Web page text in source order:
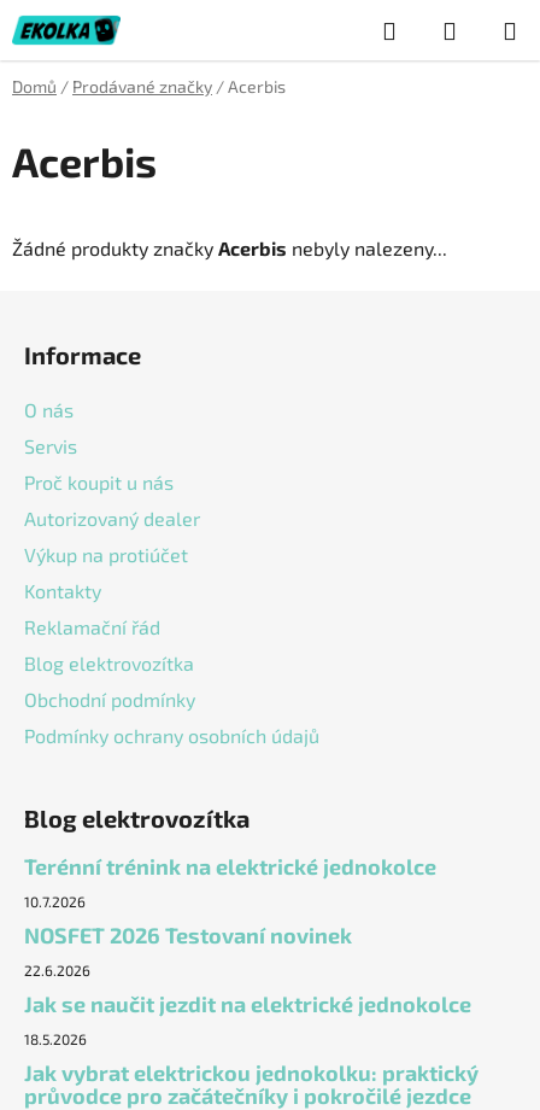
Přejít
na
obsah
Hledat
KOŠÍK
Domů / Prodávané značky /Acerbis
Acerbis
Žádné produkty značky Acerbis nebyly nalezeny...
Informace
O nás
Servis
Proč koupit u nás
Autorizovaný dealer
Výkup na protiúčet
Kontakty
Reklamační řád
Blog elektrovozítka
Obchodní podmínky
Podmínky ochrany osobních údajů
Blog elektrovozítka
Terénní trénink na elektrické jednokolce
10.7.2026
NOSFET 2026 Testovaní novinek
22.6.2026
Jak se naučit jezdit na elektrické jednokolce
18.5.2026
Jak vybrat elektrickou jednokolku: praktický
průvodce pro začátečníky i pokročilé jezdce